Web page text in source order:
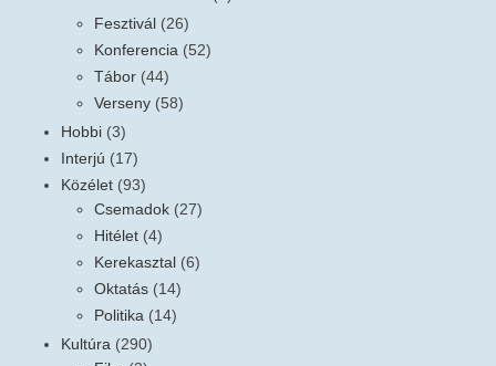
Fesztivál (26)
Konferencia (52)
Tábor (44)
Verseny (58)
Hobbi (3)
Interjú (17)
Közélet (93)
Csemadok (27)
Hitélet (4)
Kerekasztal (6)
Oktatás (14)
Politika (14)
Kultúra (290)